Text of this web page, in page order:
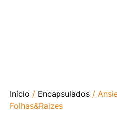
Início / Encapsulados /
Folhas&Raizes